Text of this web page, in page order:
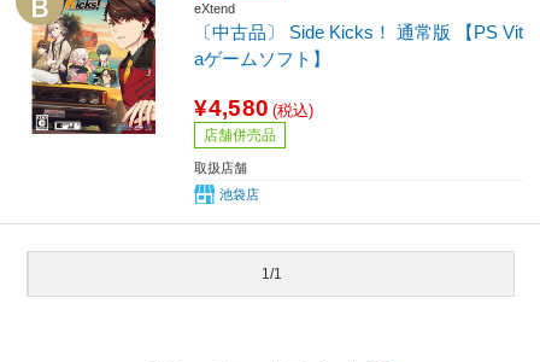
eXtend
〔中古品〕 Side Kicks！ 通常版 【PS Vit
aゲームソフト】
¥4,580 (税込)
店舗併売品
取扱店舗
池袋店
1/1